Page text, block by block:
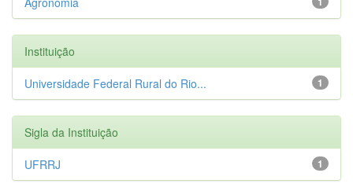
Instituição
1
Universidade Federal Rural do Rio...
Sigla da Instituição
1
UFRRJ